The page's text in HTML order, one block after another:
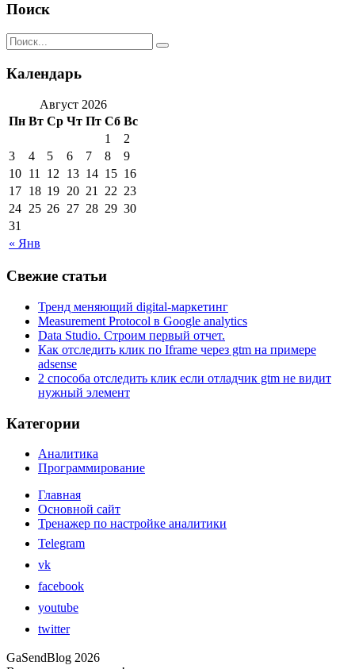
Поиск
Календарь
Август 2026
Пн Вт Ср Чт Пт Сб Вс
« Янв
1
2
3
4 5 6 7 8
9
10 11 12 13 14 15 16
17 18 19 20 21 22 23
24 25 26 27 28 29 30
31
Свежие статьи
Тренд меняющий digital-маркетинг
Measurement Protocol в Google analytics
Data Studio. Строим первый отчет.
Как отследить клик по Iframe через gtm на примере
adsense
2 способа отследить клик если отладчик gtm не видит
нужный элемент
Категории
Аналитика
Программирование
Главная
Основной сайт
Тренажер по настройке аналитики
Telegram
vk
facebook
youtube
twitter
GaSendBlog 2026